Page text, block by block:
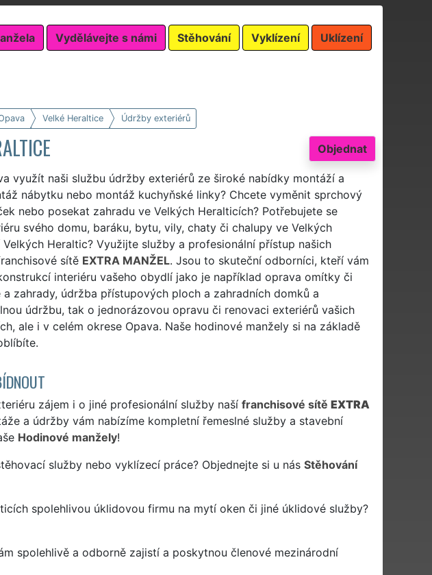
Vydělávejte s námi Stěhování Vyklízení Uklízení
Velké Heraltice Údržby exteriérů
Objednat
využít naši službu údržby exteriérů ze široké nabídky montáží a
nábytku nebo montáž kuchyňské linky? Chcete vyměnit sprchový
nebo posekat zahradu ve Velkých Heralticích? Potřebujete se
svého domu, baráku, bytu, vily, chaty či chalupy ve Velkých
Heraltic? Využijte služby a profesionální přístup našich
sítě EXTRA MANŽEL. Jsou to skuteční odborníci, kteří vám
interiéru vašeho obydlí jako je například oprava omítky či
zahrady, údržba přístupových ploch a zahradních domků a
údržbu, tak o jednorázovou opravu či renovaci exteriérů vašich
ale i v celém okrese Opava. Naše hodinové manžely si na základě
zájem i o jiné profesionální služby naší franchisové sítě EXTRA
a údržby vám nabízíme kompletní řemeslné služby a stavební
Hodinové manžely!
služby nebo vyklízecí práce? Objednejte si u nás Stěhování
spolehlivou úklidovou firmu na mytí oken či jiné úklidové služby?
spolehlivě a odborně zajistí a poskytnou členové mezinárodní